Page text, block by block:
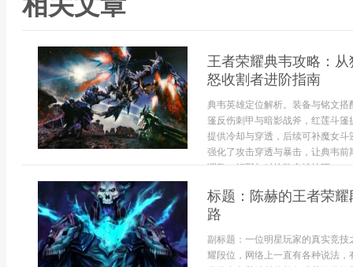
王者荣耀典韦攻略：
怒收割者进阶指南
典韦英雄定位解析。装备与铭文
篷反伤刺甲与暗影战斧，红莲斗
提供冷却与穿透，后续可补魔女
强化了攻击穿透与暴击，让典韦
调整。打野与对抗路实战技巧。...
标题：陈赫的王者荣
路
副标题：一位明星玩家的真实竞
耀段位，网络上一直有各种说法